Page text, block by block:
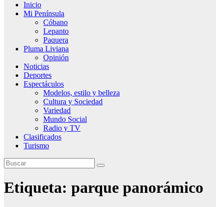
Inicio
Mi Península
Cóbano
Lepanto
Paquera
Pluma Liviana
Opinión
Noticias
Deportes
Espectáculos
Modelos, estilo y belleza
Cultura y Sociedad
Variedad
Mundo Social
Radio y TV
Clasificados
Turismo
Etiqueta: parque panorámico